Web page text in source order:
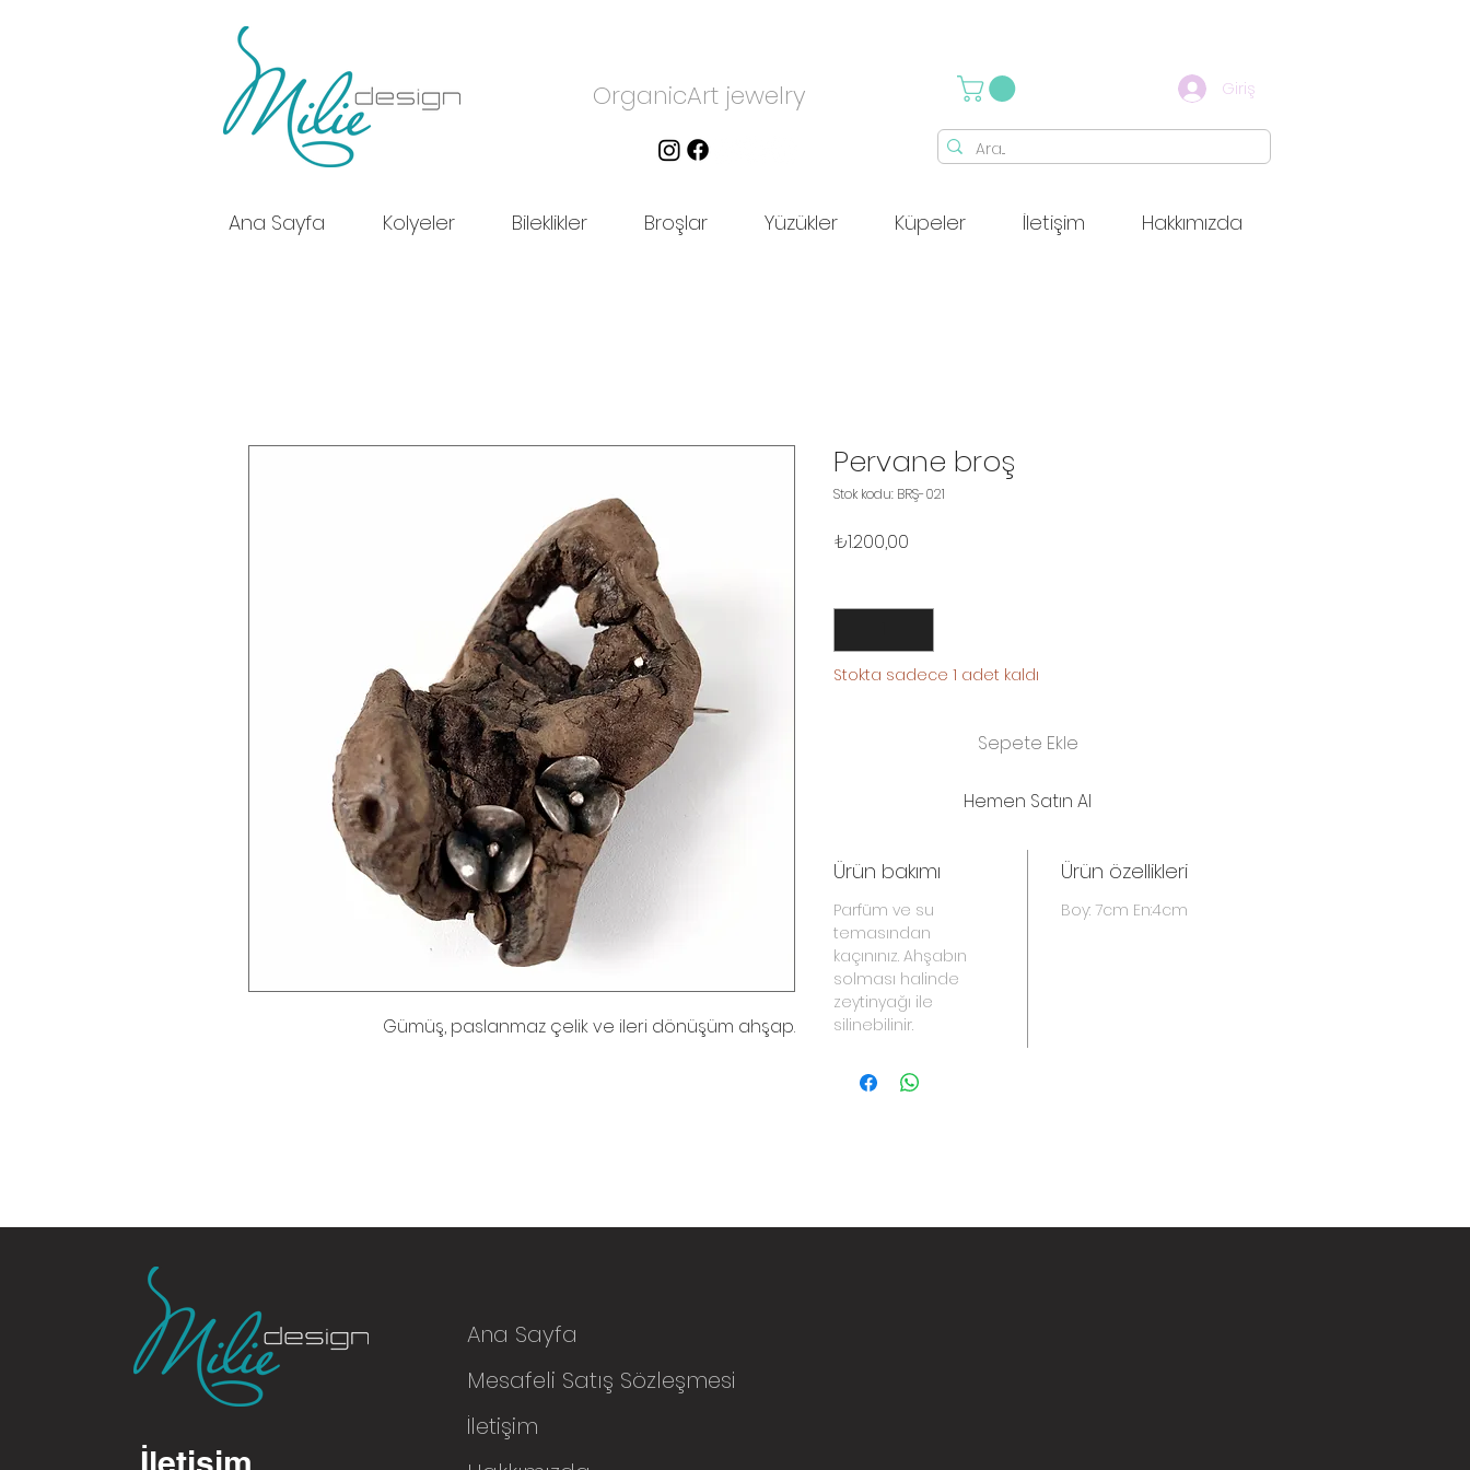
OrganicArt jewelry Giriş
Ana Sayfa Kolyeler Bileklikler Broşlar Yüzükler Küpeler İletişim Hakkımızda
Gümüş, paslanmaz çelik ve ileri dönüşüm ahşap.
Pervane broş
Stok kodu: BRŞ-021
₺1.200,00
Stokta sadece 1 adet kaldı
Sepete Ekle
Hemen Satın Al
Ürün bakımı
Parfüm ve su
temasından
kaçınınız. Ahşabın
solması halinde
zeytinyağı ile
silinebilinir.
Ürün özellikleri
Boy: 7cm En:4cm
Ana Sayfa
Mesafeli Satış Sözleşmesi
İletişim